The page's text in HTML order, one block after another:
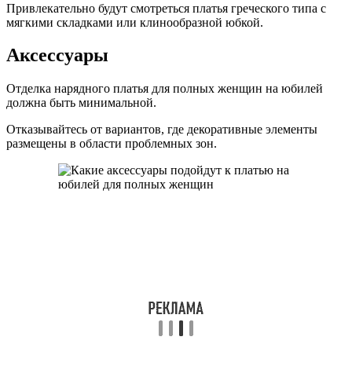
Привлекательно будут смотреться платья греческого типа с
мягкими складками или клинообразной юбкой.
Аксессуары
Отделка нарядного платья для полных женщин на юбилей
должна быть минимальной.
Отказывайтесь от вариантов, где декоративные элементы
размещены в области проблемных зон.